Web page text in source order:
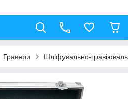
Гравери Шліфувально-